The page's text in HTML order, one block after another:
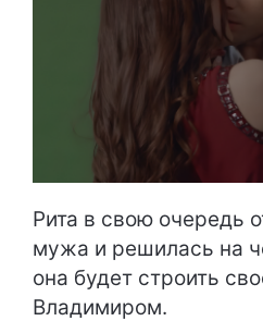
Рита в свою очередь
мужа и решилась на
она будет строить
Владимиром.